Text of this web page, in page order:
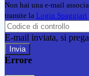
Non hai una e-mail
tramite la Login Spaggiari
E-mail inviata, si
Errore